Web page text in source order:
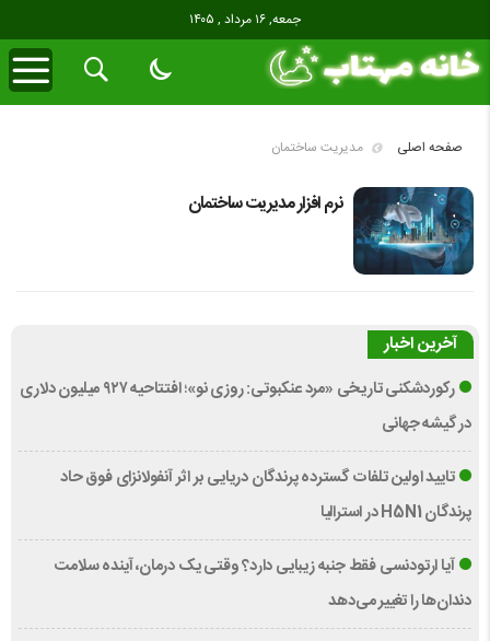
جمعه, ۱۶ مرداد , ۱۴۰۵
صفحه اصلی مدیریت ساختمان
نرم افزار مدیریت ساختمان
آخرین اخبار
رکوردشکنی تاریخی «مرد عنکبوتی: روزی نو»؛ افتتاحیه ۹۲۷ میلیون دلاری
در گیشه جهانی
تایید اولین تلفات گسترده پرندگان دریایی بر اثر آنفولانزای فوق حاد
پرندگان H5N1 در استرالیا
آیا ارتودنسی فقط جنبه زیبایی دارد؟ وقتی یک درمان، آینده سلامت
دندان‌ها را تغییر می‌دهد